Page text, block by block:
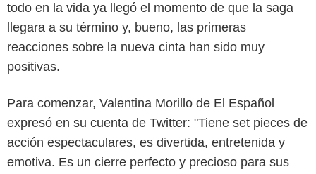
todo en la vida ya llegó el momento de que la saga
llegara a su término y, bueno, las primeras
reacciones sobre la nueva cinta han sido muy
positivas.
Para comenzar, Valentina Morillo de El Español
expresó en su cuenta de Twitter: "Tiene set pieces de
acción espectaculares, es divertida, entretenida y
emotiva. Es un cierre perfecto y precioso para sus